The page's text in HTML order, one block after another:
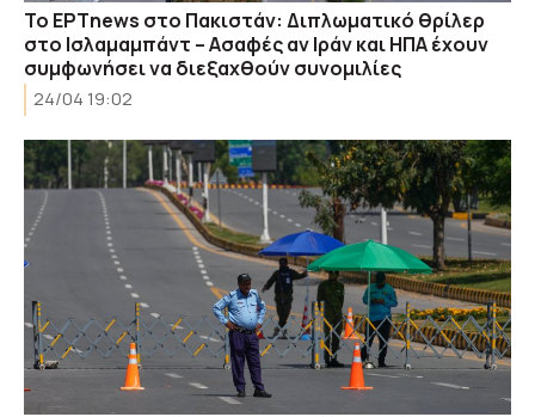
Το ΕΡΤnews στο Πακιστάν: Διπλωματικό θρίλερ
στο Ισλαμαμπάντ – Ασαφές αν Ιράν και ΗΠΑ έχουν
συμφωνήσει να διεξαχθούν συνομιλίες
24/04 19:02